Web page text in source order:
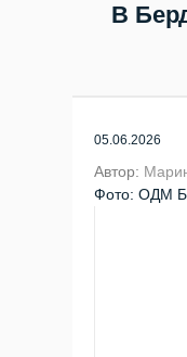
В
05.06.2026
Автор:
Фото: ОДМ